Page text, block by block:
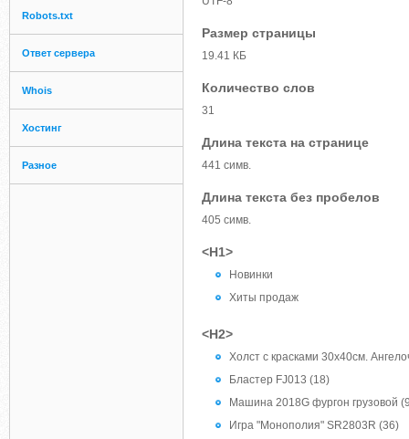
Robots.txt
Ответ сервера
Whois
Хостинг
Разное
Размер страницы
19.41 КБ
Количество слов
31
Длина текста на странице
441 симв.
Длина текста без пробелов
405 симв.
<H1>
Новинки
Хиты продаж
<H2>
Холст с красками 30х40см.
Бластер FJ013 (18)
Машина 2018G фургон грузовой
Игра "Монополия" SR2803R (36)